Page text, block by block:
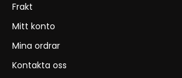
Frakt
Mitt konto
Mina ordrar
Kontakta oss